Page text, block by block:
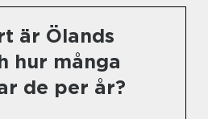
är Ölands
hur många
de per år?